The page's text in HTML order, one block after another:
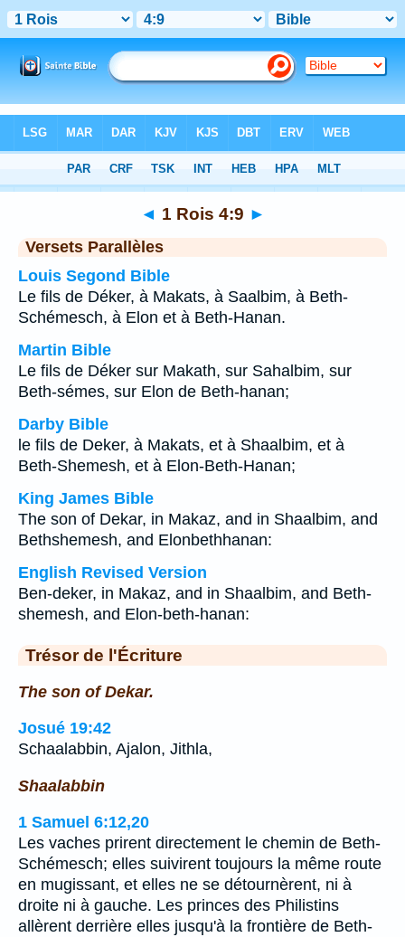
Chapitre 4> Verset 9
◄ 1 Rois 4:9 ►
Versets Parallèles
Louis Segond Bible
Le fils de Déker, à Makats, à Saalbim, à Beth-
Schémesch, à Elon et à Beth-Hanan.
Martin Bible
Le fils de Déker sur Makath, sur Sahalbim, sur
Beth-sémes, sur Elon de Beth-hanan;
Darby Bible
le fils de Deker, à Makats, et à Shaalbim, et à
Beth-Shemesh, et à Elon-Beth-Hanan;
King James Bible
The son of Dekar, in Makaz, and in Shaalbim, and
Bethshemesh, and Elonbethhanan:
English Revised Version
Ben-deker, in Makaz, and in Shaalbim, and Beth-
shemesh, and Elon-beth-hanan:
Trésor de l'Écriture
The son of Dekar.
Josué 19:42
Schaalabbin, Ajalon, Jithla,
Shaalabbin
1 Samuel 6:12,20
Les vaches prirent directement le chemin de Beth-
Schémesch; elles suivirent toujours la même route
en mugissant, et elles ne se détournèrent, ni à
droite ni à gauche. Les princes des Philistins
allèrent derrière elles jusqu'à la frontière de Beth-